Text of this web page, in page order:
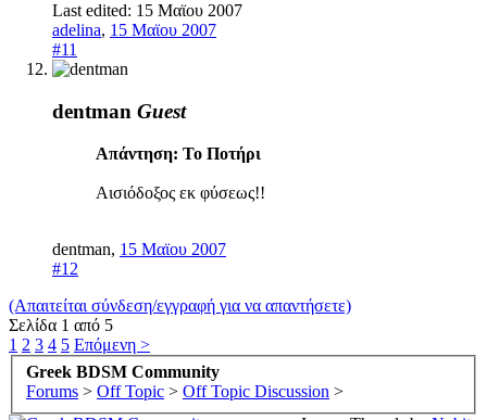
Last edited: 15 Μαϊου 2007
adelina, 15 Μαϊου 2007
#11
dentman Guest
Απάντηση: Το Ποτήρι
Αισιόδοξος εκ φύσεως!!
dentman, 15 Μαϊου 2007
#12
(Απαιτείται σύνδεση/εγγραφή για να απαντήσετε)
Σελίδα 1 από 5
1 2 3 4 5 Επόμενη >
Greek BDSM Community
Forums > Off Topic > Off Topic Discussion >